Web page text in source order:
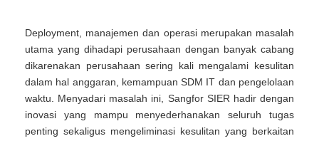
Deployment, manajemen dan operasi merupakan masalah
utama yang dihadapi perusahaan dengan banyak cabang
dikarenakan perusahaan sering kali mengalami kesulitan
dalam hal anggaran, kemampuan SDM IT dan pengelolaan
waktu. Menyadari masalah ini, Sangfor SIER hadir dengan
inovasi yang mampu menyederhanakan seluruh tugas
penting sekaligus mengeliminasi kesulitan yang berkaitan